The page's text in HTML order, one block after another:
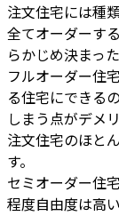
注文住宅には種
全てオーダーす
らかじめ決まっ
フルオーダー住
る住宅にできる
しまう点がデメ
注文住宅のほと
す。
セミオーダー住
程度自由度は高